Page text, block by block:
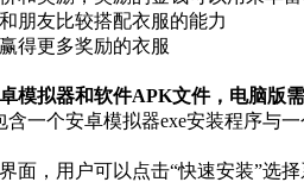
朋友比较搭配衣服的能力
得更多奖励的衣服
模拟器和软件APK文件，电脑版
一个安卓模拟器exe安装程序与
面，用户可以点击“快速安装”选